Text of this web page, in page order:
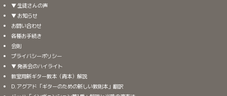
▼ 生徒さんの声
▼ お知らせ
お問い合わせ
各種お手続き
会則
プライバシーポリシー
▼ 発表会のハイライト
教室用新ギター教本（青本）解説
D. アグアド「ギターのための新しい教則本」翻訳